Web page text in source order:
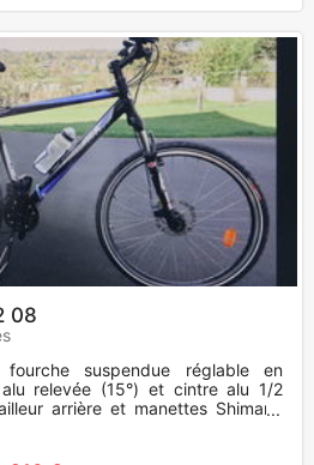
08
suspendue réglable en
relevée (15°) et cintre alu 1/2
arrière et manettes Shimano